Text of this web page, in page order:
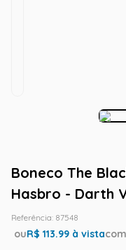
Boneco The
Hasbro - Darth
Referência: 87548
ouR$ 113.99 à vistacom